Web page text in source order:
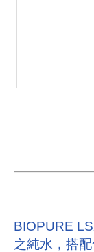
BIOPURE
之純水，搭